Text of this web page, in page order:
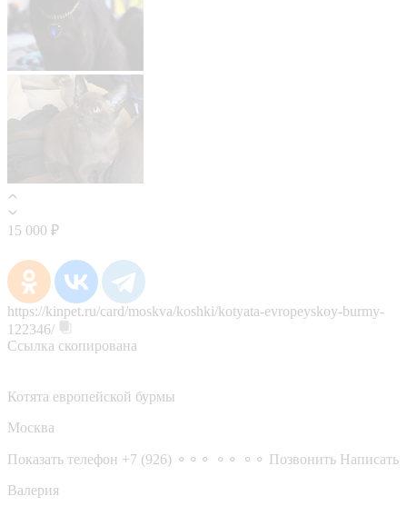
15 000 ₽
https://kinpet.ru/card/moskva/koshki/kotyata-evropeyskoy-burmy-
122346/
Ссылка скопирована
Котята европейской бурмы
Москва
Показать телефон +7 (926) ⚬⚬⚬ ⚬⚬ ⚬⚬ Позвонить Написать
Валерия